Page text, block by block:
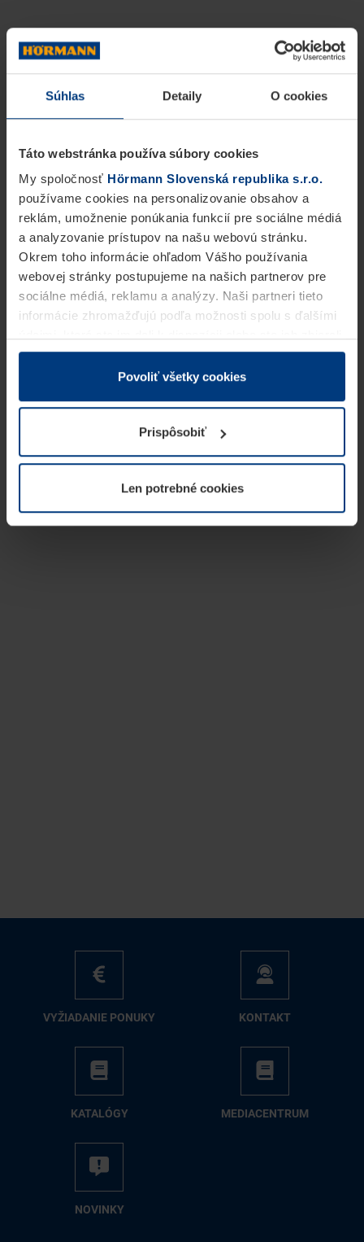
Súhlas Detaily O cookies
Táto webstránka používa súbory cookies
My spoločnosť Hörmann Slovenská republika s.r.o.
používame cookies na personalizovanie obsahov a
reklám, umožnenie ponúkania funkcií pre sociálne médiá
a analyzovanie prístupov na našu webovú stránku.
Okrem toho informácie ohľadom Vášho používania
webovej stránky postupujeme na našich partnerov pre
sociálne médiá, reklamu a analýzy. Naši partneri tieto
informácie zhromažďujú podľa možnosti spolu s ďalšími
v rámci Vášho využívania služieb.
Z právneho hľadiska môžeme cookies ukladať na Vašom
prevádzku tejto stránky. Pre všetky ostatné typy cookie
potrebujeme Vaše povolenie. Vaše povolenie môžete
kedykoľvek zmeniť alebo odvolať vo vysvetlení cookie
našej webovej stránky.
Povoliť všetky cookies
Prispôsobiť
Len potrebné cookies
VY­ŽIA­DA­NIE PO­NU­KY KON­TAKT
KA­TA­LÓ­GY ME­DIA­CEN­TRUM
NO­VIN­KY